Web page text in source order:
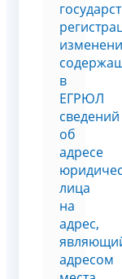
в
ЕГРЮЛ
сведений
об
адресе
лица
на
адрес,
адресом